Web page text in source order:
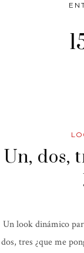
Un, dos,
Un look dinámico
dos, tres ¿que me